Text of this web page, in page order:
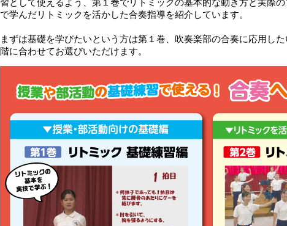
習として使えるよう、第１巻でリトミックの基本的な動き方と実際
で学んだリトミックを活かした合奏指導を紹介しています。
まずは基礎を学びたいという方は第１巻、吹奏楽部の合奏に応用し
階に合わせてお選びいただけます。